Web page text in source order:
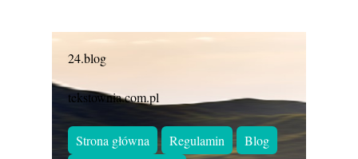
24.blog
tekstownia.com.pl
Strona główna Regulamin
Blog